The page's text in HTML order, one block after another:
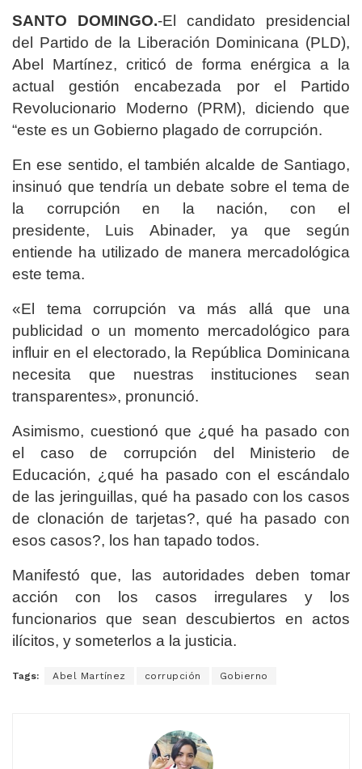
SANTO DOMINGO.-El candidato presidencial
del Partido de la Liberación Dominicana (PLD),
Abel Martínez, criticó de forma enérgica a la
actual gestión encabezada por el Partido
Revolucionario Moderno (PRM), diciendo que
“este es un Gobierno plagado de corrupción.
En ese sentido, el también alcalde de Santiago,
insinuó que tendría un debate sobre el tema de
la corrupción en la nación, con el
presidente, Luis Abinader, ya que según
entiende ha utilizado de manera mercadológica
este tema.
«El tema corrupción va más allá que una
publicidad o un momento mercadológico para
influir en el electorado, la República Dominicana
necesita que nuestras instituciones sean
transparentes», pronunció.
Asimismo, cuestionó que ¿qué ha pasado con
el caso de corrupción del Ministerio de
Educación, ¿qué ha pasado con el escándalo
de las jeringuillas, qué ha pasado con los casos
de clonación de tarjetas?, qué ha pasado con
esos casos?, los han tapado todos.
Manifestó que, las autoridades deben tomar
acción con los casos irregulares y los
funcionarios que sean descubiertos en actos
ilícitos, y someterlos a la justicia.
Tags: Abel Martínez corrupción Gobierno